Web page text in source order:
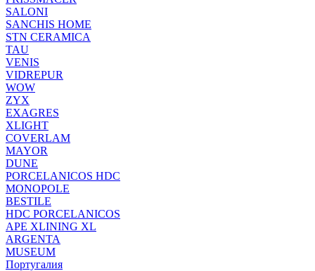
SALONI
SANCHIS HOME
STN CERAMICA
TAU
VENIS
VIDREPUR
WOW
ZYX
EXAGRES
XLIGHT
COVERLAM
MAYOR
DUNE
PORCELANICOS HDC
MONOPOLE
BESTILE
HDC PORCELANICOS
APE XLINING XL
ARGENTA
MUSEUM
Португалия